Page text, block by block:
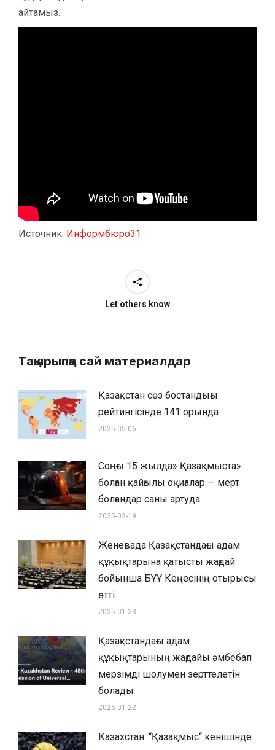
айтамыз.
Источник: Информбюро31
Let others know
Тақырыпқа сай материалдар
Қазақстан сөз бостандығы
рейтингісінде 141 орында
2025-05-06
Соңғы 15 жылда» Қазақмыста»
болған қайғылы оқиғалар — мерт
болғандар саны артуда
2025-02-19
Женевада Қазақстандағы адам
құқықтарына қатысты жағдай
бойынша БҰҰ Кеңесінің отырысы
өтті
2025-01-23
Қазақстандағы адам
құқықтарының жағдайы әмбебап
мерзімді шолумен зерттелетін
болады
2025-01-22
Казахстан: “Қазақмыс“ кенішінде